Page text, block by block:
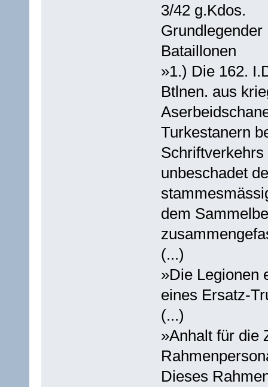
3/42 g.Kdos.
Bataillonen
»1.) Die 162.
Btlnen. aus
Turkestanern
unbeschadet
dem
(...)
»Die Legionen
eines Ersatz-
(...)
»Anhalt für die
Dieses